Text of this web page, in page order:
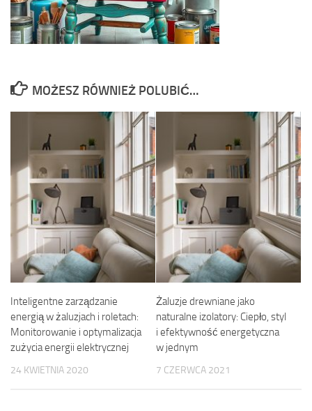
MOŻESZ RÓWNIEŻ POLUBIĆ…
Inteligentne zarządzanie
energią w żaluzjach i roletach:
Monitorowanie i optymalizacja
zużycia energii elektrycznej
24 KWIETNIA 2020
Żaluzje drewniane jako
naturalne izolatory: Ciepło, styl
i efektywność energetyczna
w jednym
7 CZERWCA 2021